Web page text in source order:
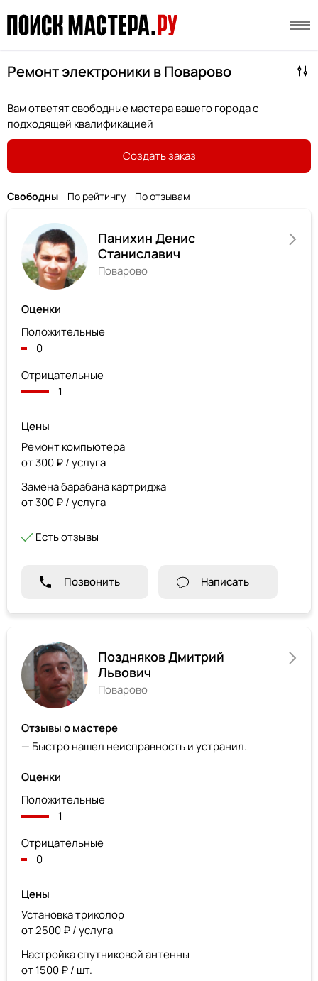
Ремонт электроники в Поварово
Вам ответят свободные мастера вашего города с
подходящей квалификацией
Создать заказ
Свободны По рейтингу По отзывам
Панихин Денис
Станиславич
Поварово
Оценки
Положительные
0
Отрицательные
1
Цены
Ремонт компьютера
от 300 ₽ / услуга
Замена барабана картриджа
от 300 ₽ / услуга
Есть отзывы
Позвонить Написать
Поздняков Дмитрий
Львович
Поварово
Отзывы о мастере
— Быстро нашел неисправность и устранил.
Оценки
Положительные
1
Отрицательные
0
Цены
Установка триколор
от 2500 ₽ / услуга
Настройка спутниковой антенны
от 1500 ₽ / шт.